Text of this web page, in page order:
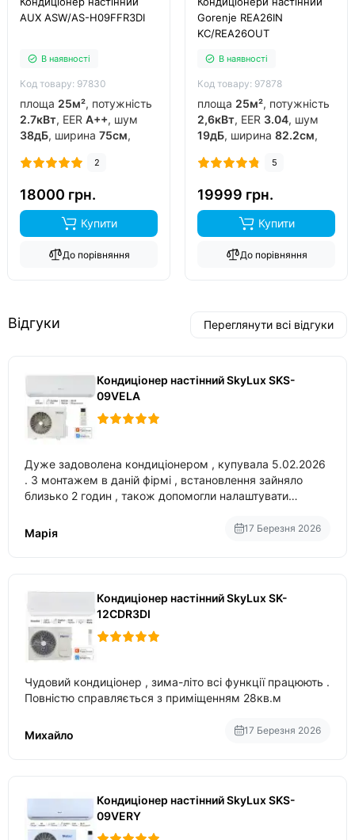
AUX ASW/AS-H09FFR3DI
В наявності
Код товару: 97830
площа 25м², потужність
2.7кВт, EER A++, шум
38дБ, ширина 75см,
китай, інвертор
2
18000 грн.
Купити
До порівняння
Gorenje REA26IN
KC/REA26OUT
В наявності
Код товару: 97878
площа 25м², потужність
2,6кВт, EER 3.04, шум
19дБ, ширина 82.2см,
китай, інвертор
5
19999 грн.
Купити
До порівняння
Відгуки Переглянути всі відгуки
Кондиціонер настінний SkyLux SKS-
09VELA
Дуже задоволена кондиціонером , купувала 5.02.2026
. З монтажем в даній фірмі , встановлення зайняло
близько 2 годин , також допомогли налаштувати
Марія
17 Березня 2026
Кондиціонер настінний SkyLux SK-
12CDR3DI
Чудовий кондиціонер , зима-літо всі функції працюють .
Повністю справляється з приміщенням 28кв.м
Михайло 17 Березня 2026
Кондиціонер настінний SkyLux SKS-
09VERY